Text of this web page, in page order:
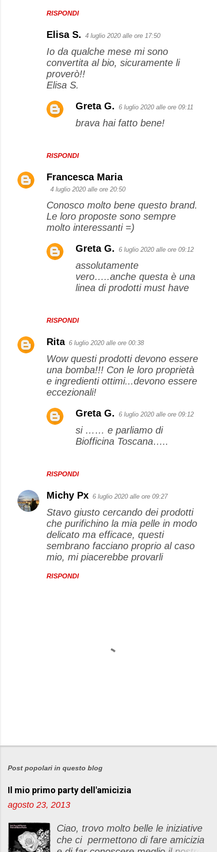
RISPONDI
Elisa S. 4 luglio 2020 alle ore 17:50
Io da qualche mese mi sono
convertita al bio, sicuramente li
proverò!!
Elisa S.
RISPONDI
Greta G. 6 luglio 2020 alle ore 09:11
brava hai fatto bene!
Francesca Maria
4 luglio 2020 alle ore 20:50
Conosco molto bene questo brand.
Le loro proposte sono sempre
molto interessanti =)
RISPONDI
Greta G. 6 luglio 2020 alle ore 09:12
assolutamente
vero…..anche questa è una
linea di prodotti must have
Rita 6 luglio 2020 alle ore 00:38
Wow questi prodotti devono essere
una bomba!!! Con le loro proprietà
e ingredienti ottimi...devono essere
eccezionali!
RISPONDI
Greta G. 6 luglio 2020 alle ore 09:12
si …… e parliamo di
Biofficina Toscana…..
Michy Px 6 luglio 2020 alle ore 09:27
Stavo giusto cercando dei prodotti
che purifichino la mia pelle in modo
delicato ma efficace, questi
sembrano facciano proprio al caso
mio, mi piacerebbe provarli
RISPONDI
P
s
a
u
c
o
m
Post popolari in questo blog
Il mio primo party dell'amicizia
agosto 23, 2013
Ciao, trovo molto belle le iniziative
che ci permettono di fare amicizia